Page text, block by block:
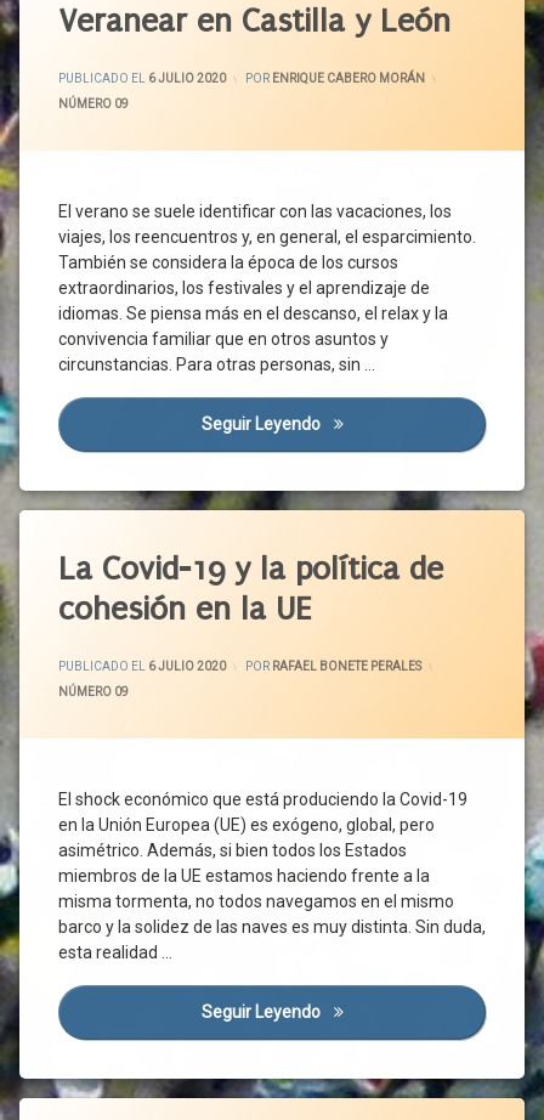
Veranear en Castilla y León
PUBLICADO EL 6 JULIO 2020
13 JULIO 2020
POR ENRIQUE CABERO MORÁN
CATEGORÍAS:
NÚMERO 09
El verano se suele identificar con las vacaciones, los
viajes, los reencuentros y, en general, el esparcimiento.
También se considera la época de los cursos
extraordinarios, los festivales y el aprendizaje de
idiomas. Se piensa más en el descanso, el relax y la
convivencia familiar que en otros asuntos y
circunstancias. Para otras personas, sin …
Seguir Leyendo Veranear En Castilla Y León
La Covid-19 y la política de
cohesión en la UE
PUBLICADO EL 6 JULIO 2020 POR RAFAEL BONETE PERALES
CATEGORÍAS:
NÚMERO 09
El shock económico que está produciendo la Covid-19
en la Unión Europea (UE) es exógeno, global, pero
asimétrico. Además, si bien todos los Estados
miembros de la UE estamos haciendo frente a la
misma tormenta, no todos navegamos en el mismo
barco y la solidez de las naves es muy distinta. Sin duda,
esta realidad …
Seguir Leyendo La Covid-19 Y La Política De